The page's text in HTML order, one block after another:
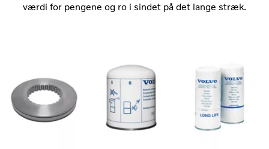
værdi for pengene og ro i sindet på det lange stræk.